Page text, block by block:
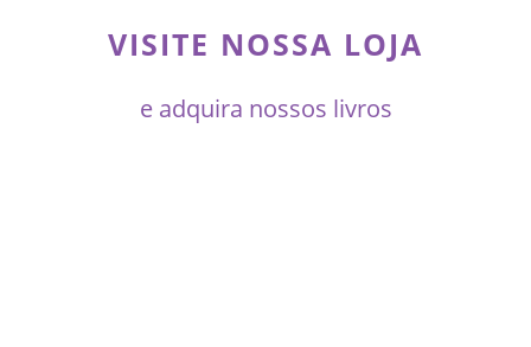
VISITE NOSSA LOJA
e adquira nossos livros